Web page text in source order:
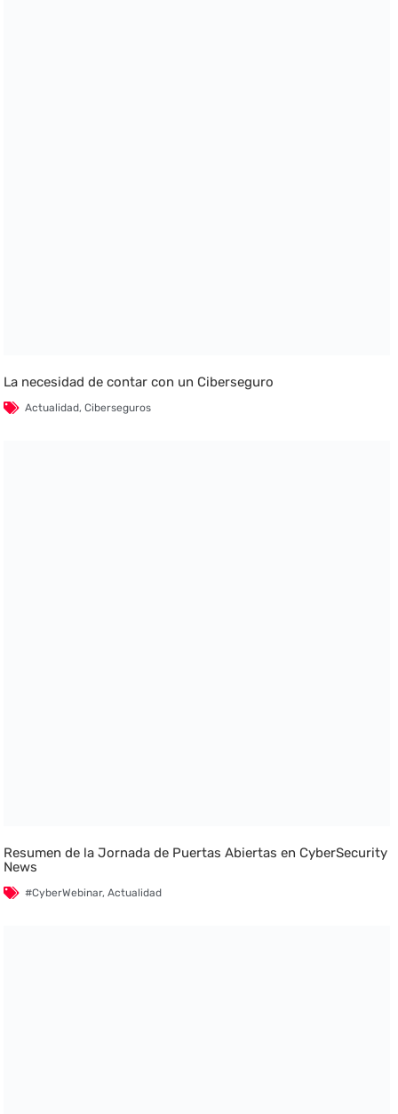
La necesidad de contar con un Ciberseguro
Actualidad,Ciberseguros
Resumen de la Jornada de Puertas Abiertas en CyberSecurity
News
#CyberWebinar,Actualidad